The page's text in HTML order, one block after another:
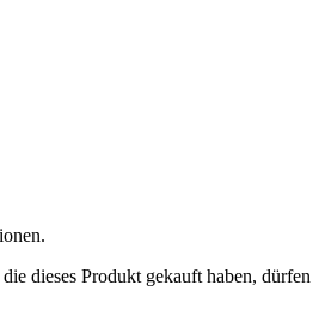
dieses Produkt gekauft haben, dürfen